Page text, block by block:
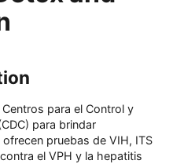
para el Control y
para brindar
pruebas de VIH, ITS
el VPH y la hepatitis